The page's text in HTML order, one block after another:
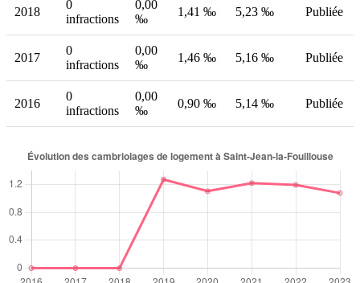
2018
0
infractions
0,00
‰
1,41 ‰ 5,23 ‰ Publiée
2017
0
infractions
0,00
‰
1,46 ‰ 5,16 ‰ Publiée
2016
0
infractions
0,00
‰
0,90 ‰ 5,14 ‰ Publiée